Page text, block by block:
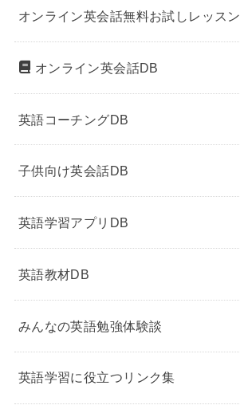
オンライン英会話無料お試しレッスン
オンライン英会話DB
英語コーチングDB
子供向け英会話DB
英語学習アプリDB
英語教材DB
みんなの英語勉強体験談
英語学習に役立つリンク集